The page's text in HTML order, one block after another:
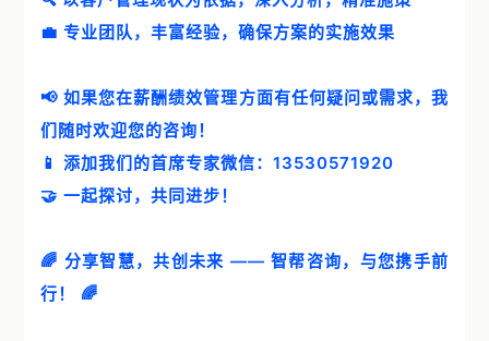
💼 专业团队，丰富经验，确保方案的实施效果
📢 如果您在薪酬绩效管理方面有任何疑问或需求，我
们随时欢迎您的咨询！
📱 添加我们的首席专家微信：13530571920
🤝 一起探讨，共同进步！
🌈 分享智慧，共创未来 —— 智帮咨询，与您携手前
行！ 🌈